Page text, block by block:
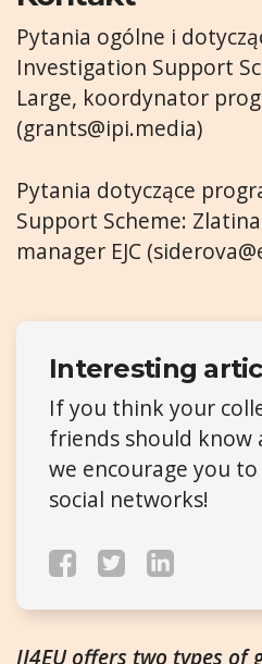
Pytania ogólne i
Investigation Support
Large, koordynator
(grants@ipi.media)
Pytania dotyczące
Support Scheme:
manager EJC (
Interesting
If you think your
friends should know
we encourage you
social networks!
IJ4EU offers two types of